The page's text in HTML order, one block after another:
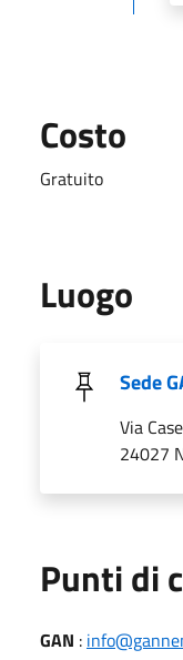
Costo
Gratuito
Luogo
Sede
Via
24027
Punti di
GAN :